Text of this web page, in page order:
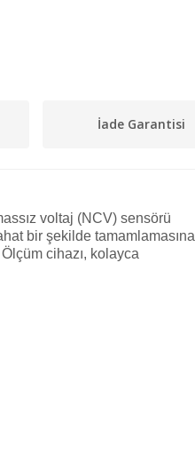
İade Garantisi
voltaj (NCV) sensörü
bir şekilde tamamlamasına
cihazı, kolayca